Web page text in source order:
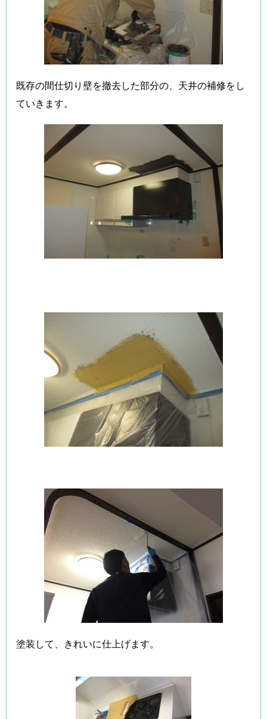
既存の間仕切り壁を撤去した部分の、天井の補修をし
ていきます。
塗装して、きれいに仕上げます。